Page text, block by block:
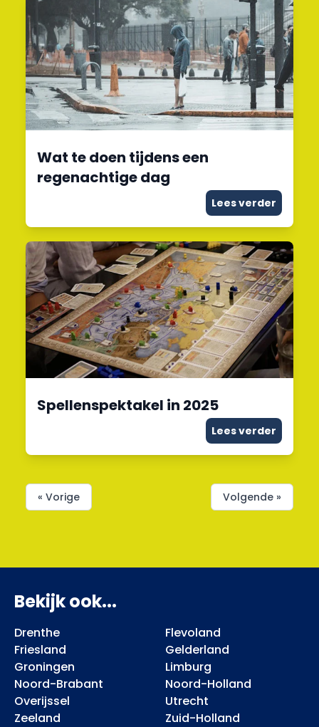
Wat te doen tijdens een
regenachtige dag
Lees verder
Spellenspektakel in 2025
Lees verder
« Vorige Volgende »
Bekijk ook...
Drenthe
Flevoland
Friesland
Gelderland
Groningen
Limburg
Noord-Brabant
Noord-Holland
Overijssel
Utrecht
Zeeland
Zuid-Holland